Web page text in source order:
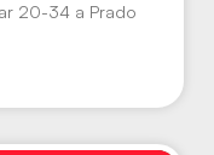
20-34 a Prado